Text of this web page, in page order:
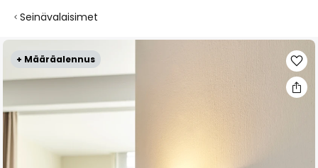
Seinävalaisimet
+ Määräalennus
Skip
the
of
the
images